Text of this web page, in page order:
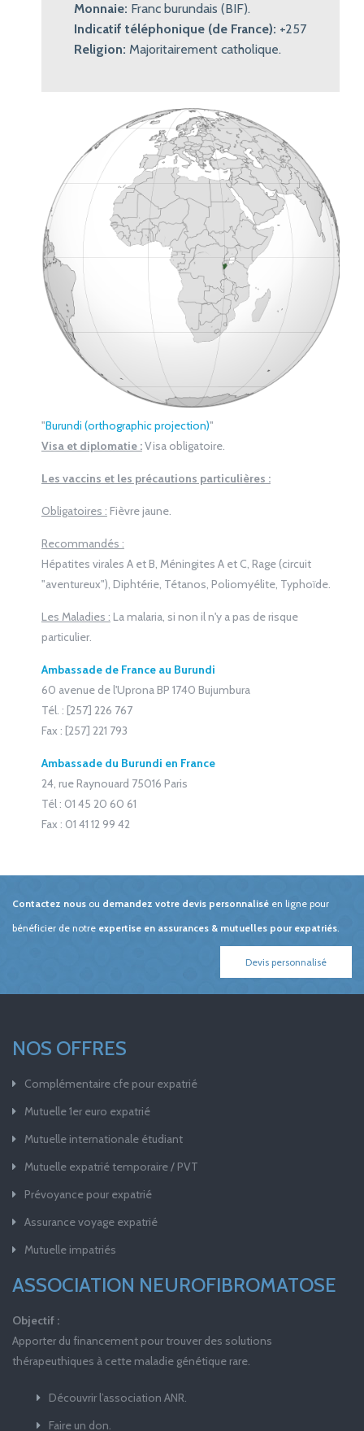
Monnaie: Franc burundais (BIF).
Indicatif téléphonique (de France): +257
Religion: Majoritairement catholique.
"Burundi (orthographic projection)"
Visa et diplomatie :Visa obligatoire.
Les vaccins et les précautions particulières :
Obligatoires : Fièvre jaune.
Recommandés :
Hépatites virales A et B, Méningites A et C, Rage (circuit
"aventureux"), Diphtérie, Tétanos, Poliomyélite, Typhoïde.
Les Maladies : La malaria, si non il n'y a pas de risque
particulier.
Ambassade de France au Burundi
60 avenue de l'Uprona BP 1740 Bujumbura
Tél. : [257] 226 767
Fax : [257] 221 793
Ambassade du Burundi en France
24, rue Raynouard 75016 Paris
Tél : 01 45 20 60 61
Fax : 01 41 12 99 42
Contactez nous ou demandez votre devis personnalisé en ligne pour
bénéficier de notre expertise en assurances & mutuelles pour expatriés
Devis personnalisé
NOS OFFRES
Complémentaire cfe pour expatrié
Mutuelle 1er euro expatrié
Mutuelle internationale étudiant
Mutuelle expatrié temporaire / PVT
Prévoyance pour expatrié
Assurance voyage expatrié
Mutuelle impatriés
ASSOCIATION NEUROFIBROMATOSE
Objectif :
Apporter du financement pour trouver des solutions
thérapeuthiques à cette maladie génétique rare.
Découvrir l’association ANR.
Faire un don.